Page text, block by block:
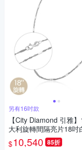
另有16吋款
【City Diamond 引雅
大利旋轉間隔亮片18吋
鍊(浮光流影系列)
$10,540 85折